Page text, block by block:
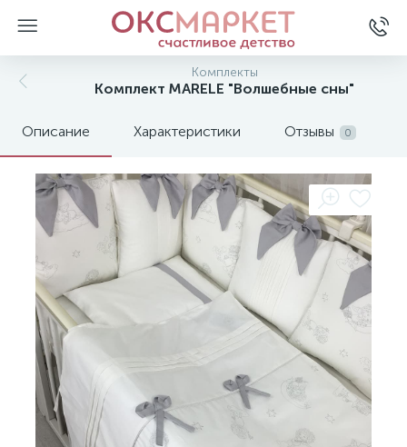
Комплекты
Комплект MARELE "Волшебные сны"
Описание Характеристики Отзывы 0